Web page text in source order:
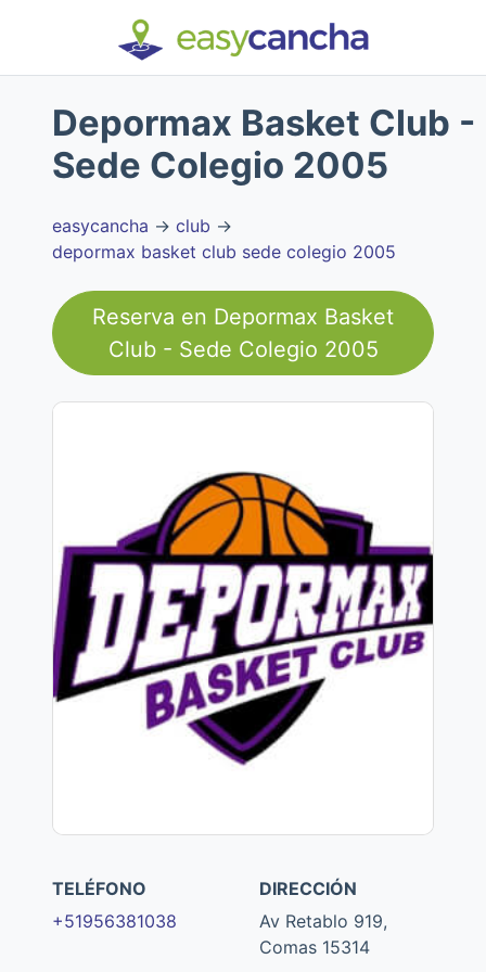
Depormax Basket Club -
Sede Colegio 2005
easycancha → club →
depormax basket club sede colegio 2005
Reserva en Depormax Basket
Club - Sede Colegio 2005
TELÉFONO
+51956381038
DIRECCIÓN
Av Retablo 919,
Comas 15314